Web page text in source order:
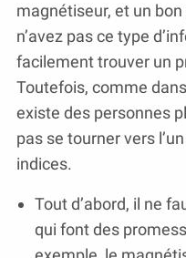
magnétiseur, et un
n’avez pas ce type
facilement trouver un
Toutefois, comme
existe des personnes
pas se tourner vers
indices.
Tout d’abord, il ne
qui font des